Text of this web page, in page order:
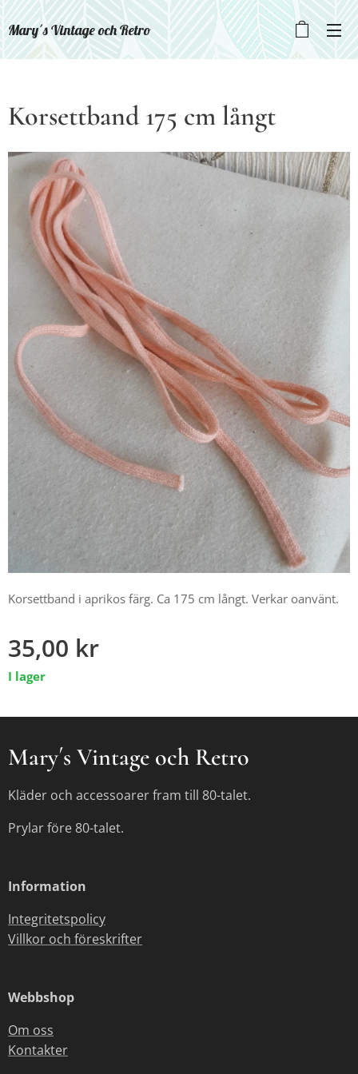
Mary´s Vintage och Retro
Korsettband 175 cm långt
Korsettband i aprikos färg. Ca 175 cm långt. Verkar oanvänt.
35,00 kr
I lager
Mary´s Vintage och Retro
Kläder och accessoarer fram till 80-talet.
Prylar före 80-talet.
Information
Integritetspolicy
Villkor och föreskrifter
Webbshop
Om oss
Kontakter